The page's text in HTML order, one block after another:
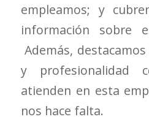
empleamos; y
información sobre
Además,
y profesionalidad
atienden en esta
nos hace falta.